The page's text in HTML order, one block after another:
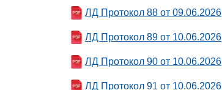
ЛД Протокол 88 от 09.06.2026
ЛД Протокол 89 от 10.06.2026
ЛД Протокол 90 от 10.06.2026
ЛД Протокол 91 от 10.06.2026